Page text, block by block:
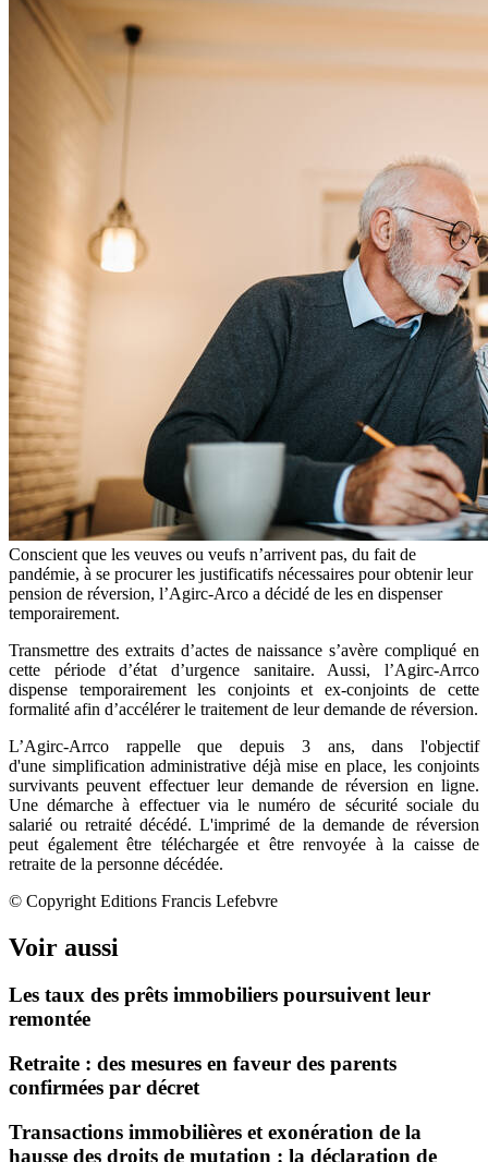
Link
Conscient que les veuves ou veufs n’arrivent pas, du fait de
pandémie, à se procurer les justificatifs nécessaires pour obtenir leur
pension de réversion, l’Agirc-Arco a décidé de les en dispenser
temporairement.
Transmettre des extraits d’actes de naissance s’avère compliqué en
cette période d’état d’urgence sanitaire. Aussi, l’Agirc-Arrco
dispense temporairement les conjoints et ex-conjoints de cette
formalité afin d’accélérer le traitement de leur demande de réversion.
L’Agirc-Arrco rappelle que depuis 3 ans, dans l'objectif
d'une simplification administrative déjà mise en place, les conjoints
survivants peuvent effectuer leur demande de réversion en ligne.
Une démarche à effectuer via le numéro de sécurité sociale du
salarié ou retraité décédé. L'imprimé de la demande de réversion
peut également être téléchargée et être renvoyée à la caisse de
retraite de la personne décédée.
© Copyright Editions Francis Lefebvre
Voir aussi
Les taux des prêts immobiliers poursuivent leur
remontée
Retraite : des mesures en faveur des parents
confirmées par décret
Transactions immobilières et exonération de la
hausse des droits de mutation : la déclaration de